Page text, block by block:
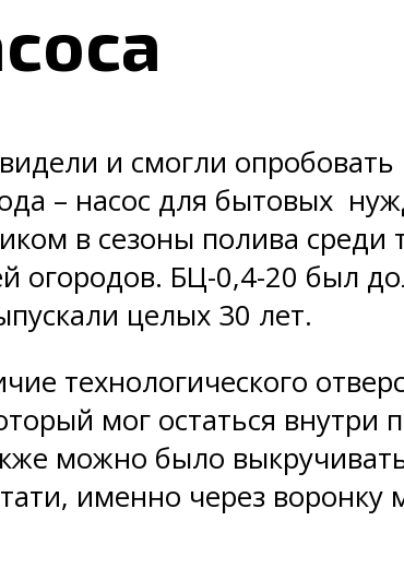
и смогли
– насос для бытовых
в сезоны полива среди
огородов. БЦ-0,4-20 был
целых 30 лет.
технологического
мог остаться
можно было
именно через